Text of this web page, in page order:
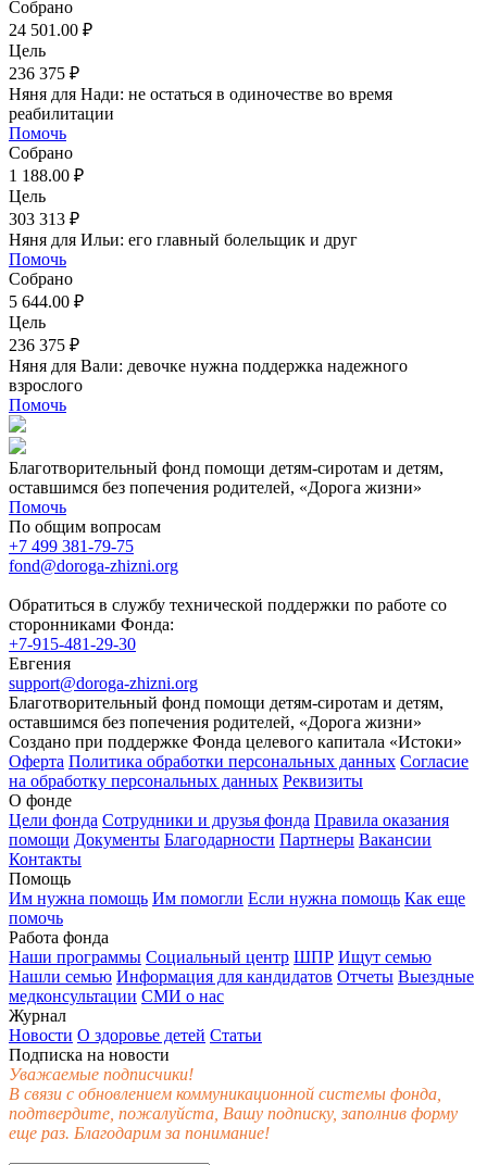
Собрано
24 501.00 ₽
Цель
236 375 ₽
Няня для Нади: не остаться в одиночестве во время
реабилитации
Помочь
Собрано
1 188.00 ₽
Цель
303 313 ₽
Няня для Ильи: его главный болельщик и друг
Помочь
Собрано
5 644.00 ₽
Цель
236 375 ₽
Няня для Вали: девочке нужна поддержка надежного
взрослого
Помочь
Благотворительный фонд помощи детям-сиротам и детям,
оставшимся без попечения родителей, «Дорога жизни»
Помочь
По общим вопросам
+7 499 381-79-75
fond@doroga-zhizni.org
Обратиться в службу технической поддержки по работе со
сторонниками Фонда:
+7-915-481-29-30
Евгения
support@doroga-zhizni.org
Благотворительный фонд помощи детям-сиротам и детям,
оставшимся без попечения родителей, «Дорога жизни»
Создано при поддержке Фонда целевого капитала «Истоки»
Оферта Политика обработки персональных данных Согласие
на обработку персональных данных Реквизиты
О фонде
Цели фонда Сотрудники и друзья фонда Правила оказания
помощи Документы Благодарности Партнеры Вакансии
Контакты
Помощь
Им нужна помощь Им помогли Если нужна помощь Как еще
помочь
Работа фонда
Наши программы Социальный центр ШПР Ищут семью
Нашли семью Информация для кандидатов Отчеты Выездные
медконсультации СМИ о нас
Журнал
Новости О здоровье детей Статьи
Подписка на новости
Уважаемые подписчики!
В связи с обновлением коммуникационной системы фонда,
подтвердите, пожалуйста, Вашу подписку, заполнив форму
еще раз. Благодарим за понимание!